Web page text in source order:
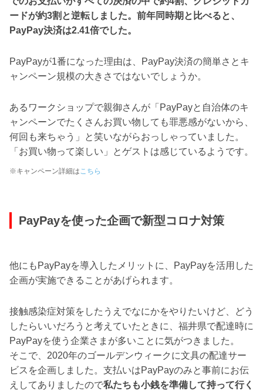
ードが約3割と逆転しました。前年同時期と比べると、
PayPay決済は2.41倍でした。
PayPayが1番になった理由は、PayPay決済の簡単さとキ
ャンペーン規模の大きさではないでしょうか。
あるワークショップで親御さんが「PayPayと自治体のキ
ャンペーンでたくさんお買い物しても罪悪感がないから、
何回も来ちゃう」と笑いながらおっしゃっていました。
「お買い物って楽しい」とゲストは感じているようです。
※キャンペーン詳細はこちら
PayPayを使った企画で新型コロナ対策
他にもPayPayを導入したメリットに、PayPayを活用した
企画が実施できることがあげられます。
接触感染症対策をしたうえでなにかをやりたいけど、どう
したらいいだろうと考えていたときに、福井県で配達時に
PayPayを使う企業さまが多いことに気がつきました。
そこで、2020年のゴールデンウィークに文具の配達サー
ビスを企画しました。支払いはPayPayのみと事前にお伝
えしてありましたので私たちも小銭を準備して持って行く